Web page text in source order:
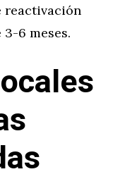
reactivación
6 meses.